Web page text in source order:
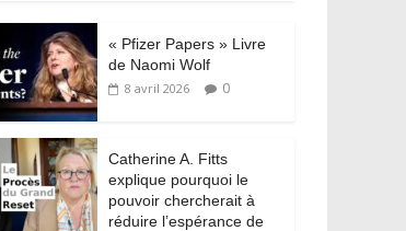
« Pfizer Papers » Livre
de Naomi Wolf
8 avril 2026 0
Catherine A. Fitts
explique pourquoi le
pouvoir chercherait à
réduire l’espérance de